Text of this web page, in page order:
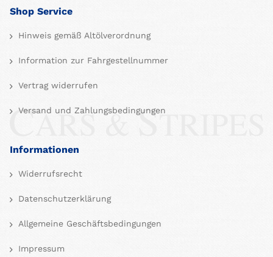
Shop Service
Hinweis gemäß Altölverordnung
Information zur Fahrgestellnummer
Vertrag widerrufen
Versand und Zahlungsbedingungen
Informationen
Widerrufsrecht
Datenschutzerklärung
Allgemeine Geschäftsbedingungen
Impressum